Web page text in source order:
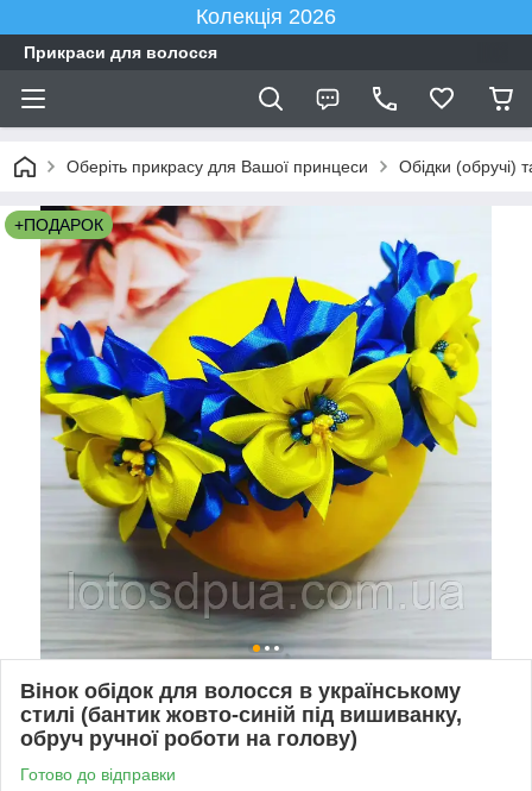
Колекція 2026
Прикраси для волосся
Оберіть прикрасу для Вашої принцеси Обідки (обручі)
+ПОДАРОК
Вінок обідок для волосся в українському
стилі (бантик жовто-синій під вишиванку,
обруч ручної роботи на голову)
Готово до відправки